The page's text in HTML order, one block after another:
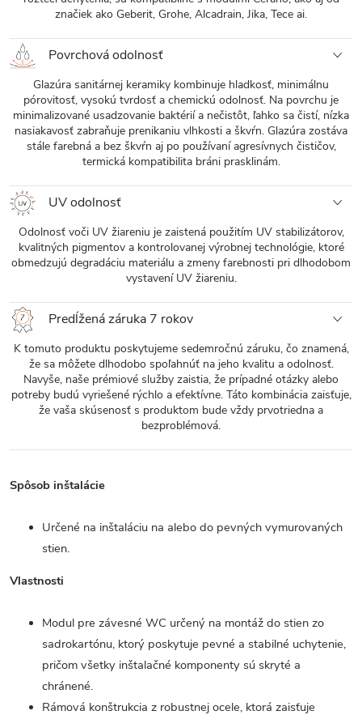
značiek ako Geberit, Grohe, Alcadrain, Jika, Tece ai.
Povrchová odolnosť
Glazúra sanitárnej keramiky kombinuje hladkosť, minimálnu
pórovitosť, vysokú tvrdosť a chemickú odolnosť. Na povrchu je
minimalizované usadzovanie baktérií a nečistôt, ľahko sa čistí, nízka
nasiakavosť zabraňuje prenikaniu vlhkosti a škvŕn. Glazúra zostáva
stále farebná a bez škvŕn aj po používaní agresívnych čističov,
termická kompatibilita bráni prasklinám.
UV odolnosť
Odolnosť voči UV žiareniu je zaistená použitím UV stabilizátorov,
kvalitných pigmentov a kontrolovanej výrobnej technológie, ktoré
obmedzujú degradáciu materiálu a zmeny farebnosti pri dlhodobom
vystavení UV žiareniu.
Predĺžená záruka 7 rokov
K tomuto produktu poskytujeme sedemročnú záruku, čo znamená,
že sa môžete dlhodobo spoľahnúť na jeho kvalitu a odolnosť.
Navyše, naše prémiové služby zaistia, že prípadné otázky alebo
potreby budú vyriešené rýchlo a efektívne. Táto kombinácia zaisťuje,
že vaša skúsenosť s produktom bude vždy prvotriedna a
bezproblémová.
Spôsob inštalácie
Určené na inštaláciu na alebo do pevných vymurovaných
stien.
Vlastnosti
Modul pre závesné WC určený na montáž do stien zo
sadrokartónu, ktorý poskytuje pevné a stabilné uchytenie,
pričom všetky inštalačné komponenty sú skryté a
chránené.
Rámová konštrukcia z robustnej ocele, ktorá zaisťuje